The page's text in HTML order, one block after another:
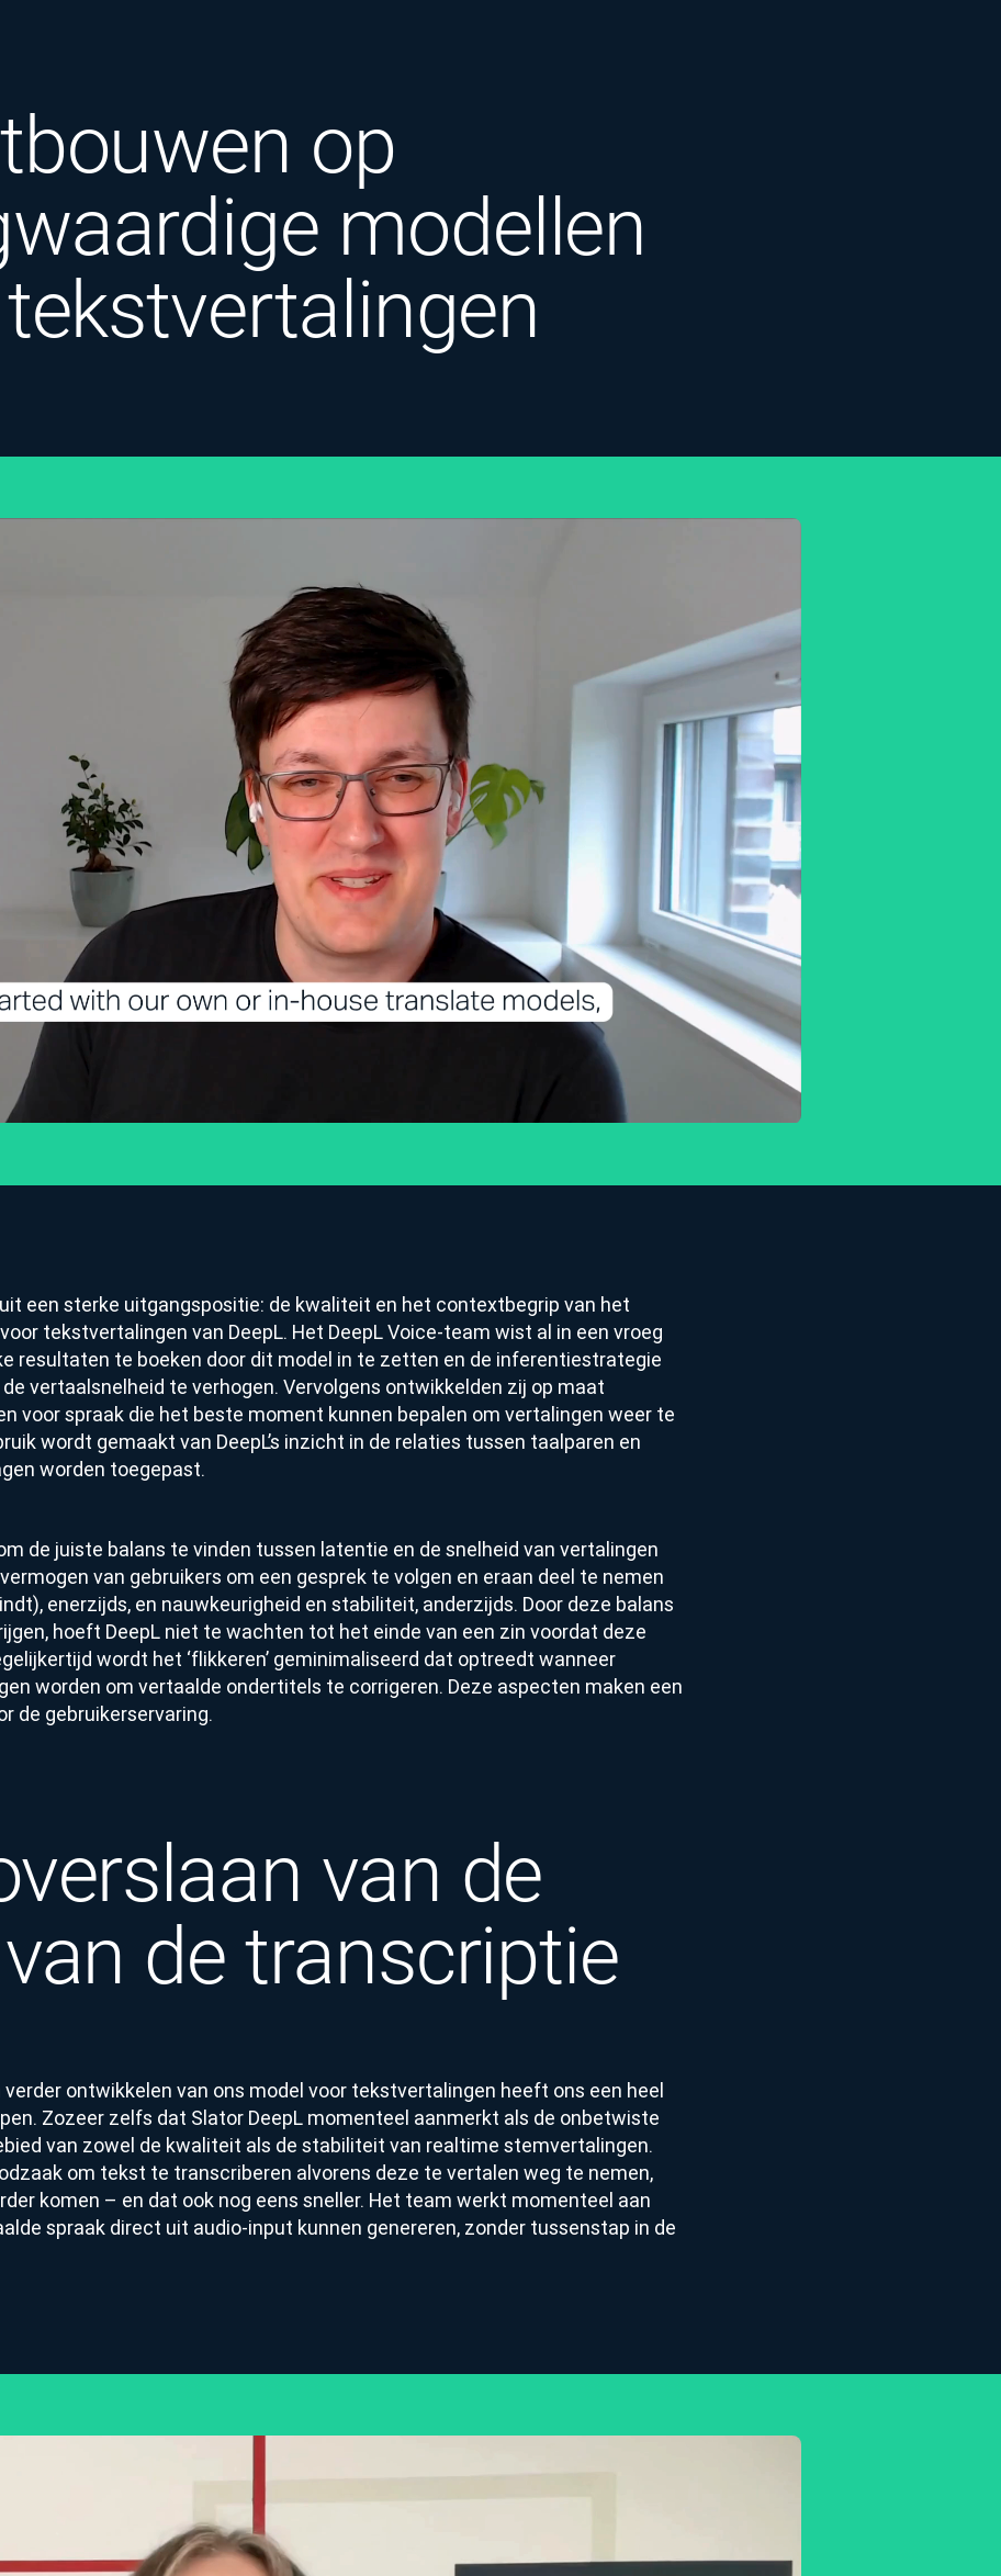
op
modellen
een sterke uitgangspositie: de kwaliteit en het contextbegrip van het
tekstvertalingen van DeepL. Het DeepL Voice-team wist al in een vroeg
resultaten te boeken door dit model in te zetten en de inferentiestrategie
vertaalsnelheid te verhogen. Vervolgens ontwikkelden zij op maat
voor spraak die het beste moment kunnen bepalen om vertalingen weer te
wordt gemaakt van DeepL’s inzicht in de relaties tussen taalparen en
worden toegepast.
de juiste balans te vinden tussen latentie en de snelheid van vertalingen
van gebruikers om een gesprek te volgen en eraan deel te nemen
enerzijds, en nauwkeurigheid en stabiliteit, anderzijds. Door deze balans
hoeft DeepL niet te wachten tot het einde van een zin voordat deze
wordt het ‘flikkeren’ geminimaliseerd dat optreedt wanneer
worden om vertaalde ondertitels te corrigeren. Deze aspecten maken een
de gebruikerservaring.
van de
de transcriptie
verder ontwikkelen van ons model voor tekstvertalingen heeft ons een heel
Zozeer zelfs dat Slator DeepL momenteel aanmerkt als de onbetwiste
van zowel de kwaliteit als de stabiliteit van realtime stemvertalingen.
om tekst te transcriberen alvorens deze te vertalen weg te nemen,
komen – en dat ook nog eens sneller. Het team werkt momenteel aan
spraak direct uit audio-input kunnen genereren, zonder tussenstap in de